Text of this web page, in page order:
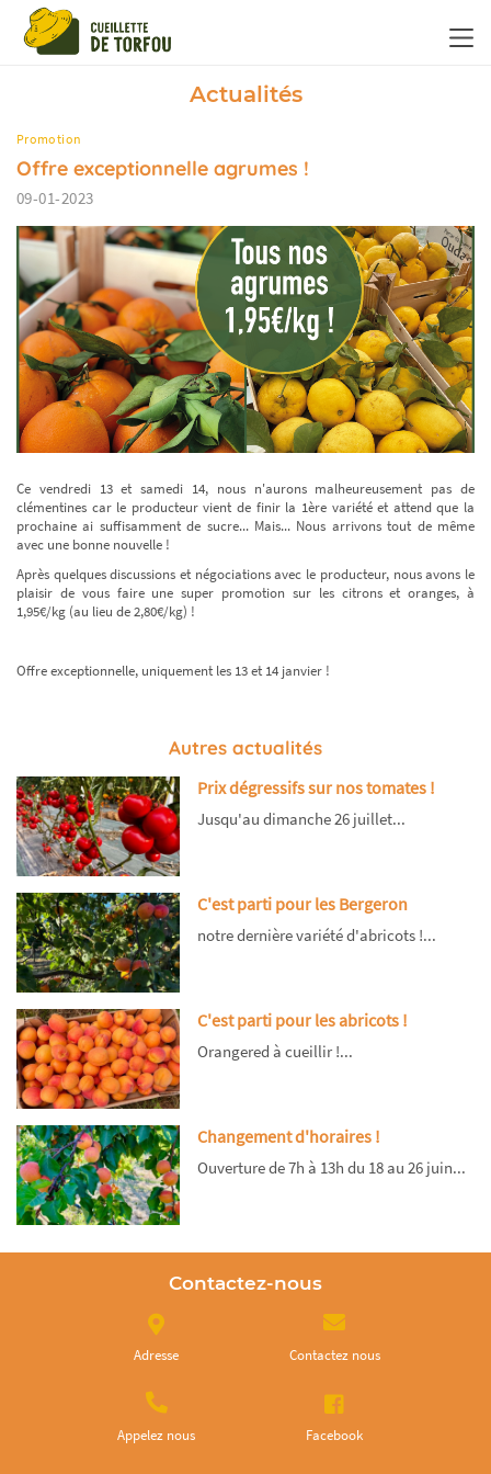
Actualités
Promotion
Offre exceptionnelle agrumes !
09-01-2023
Ce vendredi 13 et samedi 14, nous n'aurons malheureusement pas de
clémentines car le producteur vient de finir la 1ère variété et attend que la
prochaine ai suffisamment de sucre... Mais... Nous arrivons tout de même
avec une bonne nouvelle !
Après quelques discussions et négociations avec le producteur, nous avons le
plaisir de vous faire une super promotion sur les citrons et oranges, à
1,95€/kg (au lieu de 2,80€/kg) !
Offre exceptionnelle, uniquement les 13 et 14 janvier !
Autres actualités
Prix dégressifs sur nos tomates !
Jusqu'au dimanche 26 juillet...
C'est parti pour les Bergeron
notre dernière variété d'abricots !...
C'est parti pour les abricots !
Orangered à cueillir !...
Changement d'horaires !
Ouverture de 7h à 13h du 18 au 26 juin...
Contactez-nous
Adresse Contactez nous
Appelez nous Facebook
Panneau de gestion des cookies